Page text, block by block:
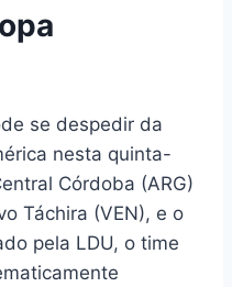
se despedir da
nesta quinta-
Córdoba (ARG)
Táchira (VEN), e o
pela LDU, o time